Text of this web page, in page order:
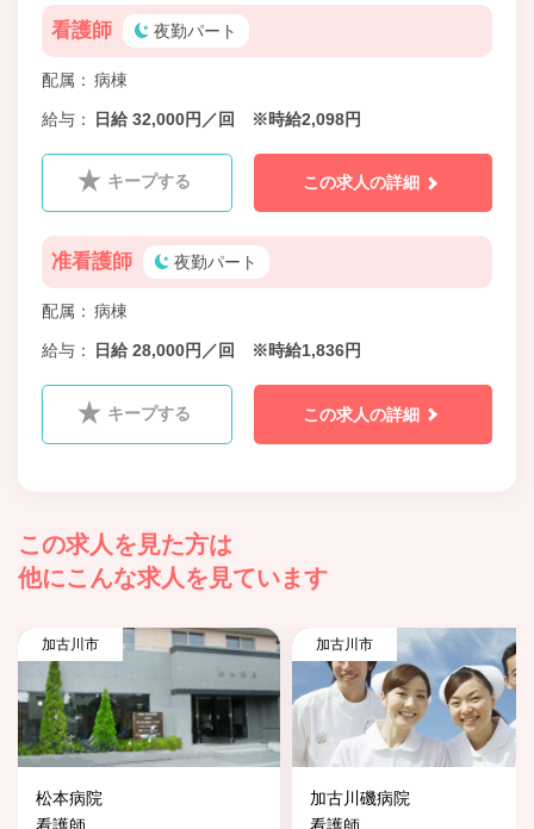
看護師 夜勤パート
配属 病棟
給与 日給 32,000円／回 ※時給2,098円
キープする この求人の詳細
准看護師 夜勤パート
配属 病棟
給与 日給 28,000円／回 ※時給1,836円
キープする この求人の詳細
この求人を見た方は
他にこんな求人を見ています
加古川市
松本病院
加古川市
加古川磯病院